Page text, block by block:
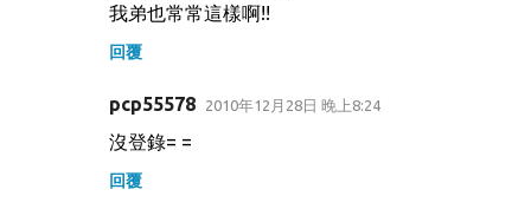
我弟也常常這樣啊!!
回覆
pcp55578 2010年12月28日 晚上8:24
沒登錄= =
回覆